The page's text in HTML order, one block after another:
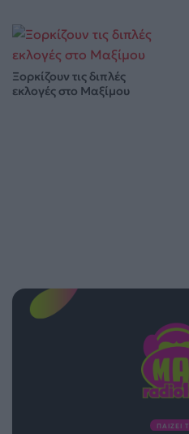
Ξορκίζουν τις διπλές
εκλογές στο Μαξίμου
ΠΑΙΖΕΙ